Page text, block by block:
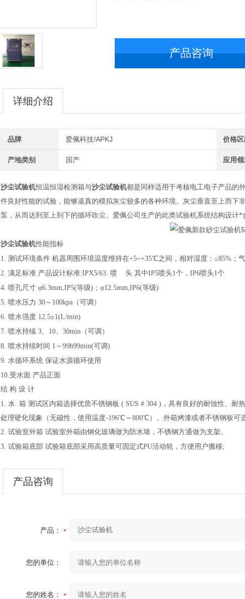
产品咨询
详细介绍
品牌 爱佩科技/APKJ 价格
产地类别 国产 应用
沙尘试验机恒温恒湿检测箱与沙尘试验机都是同样适用于考核电工电子产品的
件良好性能的试验，能够逼真的模拟灰尘较多的各种环境。灰尘垂直至上而下
泵，从而达到至上到下的循环吹尘。爱佩公司生产的此类试验机系统结构设计*
沙尘试验机性能指标
1. 测试环境条件 机器周围环境温度维持在+5~+35℃之间，相对湿度：≤85%；
2. 满足标准 产品设计标准:IPX5/63. 喷 头 其中IP5喷头1个，IP6喷头1个
4. 喷孔尺寸 φ6.3mm,IP5(等级)；φ12.5mm,IP6(等级)
5. 喷水压力 30～100kpa（可调）
6. 喷水强度 12.5±1(L/min)
7. 喷水持续 3、10、30min（可调）
8. 喷水持续时间 1～99h99min(可调)
9. 水循环系统 保证水源循环使用
10.受水面 产品正面
结 构 设 计
1. 水 箱 测试区内箱选择优质不锈钢板 ( SUS # 304 )，具有良好的耐蚀性、耐
处理硬化现象（无磁性，使用温度-196℃～800℃）。外箱烤漆或者不锈钢板可
2. 试验室外箱 试验室外箱由钢化玻璃做为防水墙，不锈钢方通做为支架。
3. 试验箱底部 试验箱底部采用高质量可固定式PU活动轮，方便用户搬移;
产品咨询
产品：
您的单位：
您的姓名：